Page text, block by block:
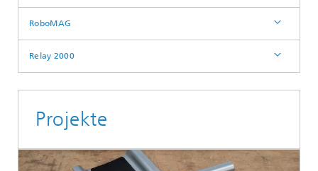
RoboMAG
Relay 2000
Projekte